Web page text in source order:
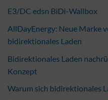
E3/DC edsn BiDi-Wallbox
AllDayEnergy: Neue Marke
bidirektionales Laden
Bidirektionales Laden
Konzept
Warum sich bidirektionales